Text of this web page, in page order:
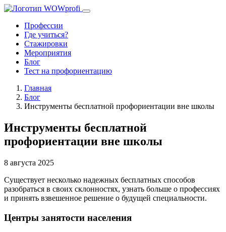
Профессии
Где учиться?
Стажировки
Мероприятия
Блог
Тест на профориентацию
Главная
Блог
Инструменты бесплатной профориентации вне школы
Инструменты бесплатной
профориентации вне школы
8 августа 2025
Существует несколько надежных бесплатных способов
разобраться в своих склонностях, узнать больше о профессиях
и принять взвешенное решение о будущей специальности.
Центры занятости населения